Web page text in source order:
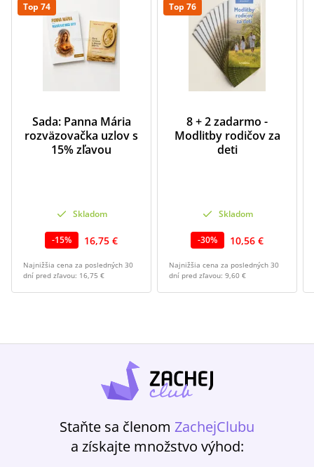
Top 74
Sada: Panna Mária
rozväzovačka uzlov s
15% zľavou
Skladom
-15% 16,75 €
Najnižšia cena za posledných 30
dní pred zľavou: 16,75 €
Top 76
8 + 2 zadarmo -
Modlitby rodičov za
deti
Skladom
-30% 10,56 €
Najnižšia cena za posledných 30
dní pred zľavou: 9,60 €
Staňte sa členom ZachejClubu
a získajte množstvo výhod: